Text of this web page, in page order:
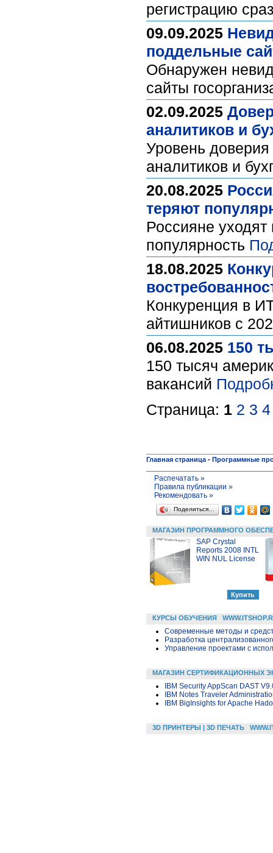
регистрацию
09.09.2025
поддельные
Обнаружен
сайты
02.09.2025
аналитиков и
Уровень
аналитиков и
20.08.2025
теряют
Россияне
популярность
18.08.2025
Конкуренция в
айтишников с
06.08.2025 150
150 тысяч
вакансий
Страница: 1 2 3 4
Главная страница - Программные
Распечатать »
Правила публикации »
Рекомендовать »
Поделиться…
МАГАЗИН ПРОГРАММНОГО
SAP Crystal
Reports 2008 INTL
WIN NUL License
КУРСЫ ОБУЧЕНИЯ
Современные методы и
Разработка
Управление проектами с
МАГАЗИН СЕРТИФИКАЦИОННЫХ
IBM Security AppScan DAST
IBM Notes Traveler
IBM BigInsights for Apache
3D ПРИНТЕРЫ | 3D ПЕЧАТЬ